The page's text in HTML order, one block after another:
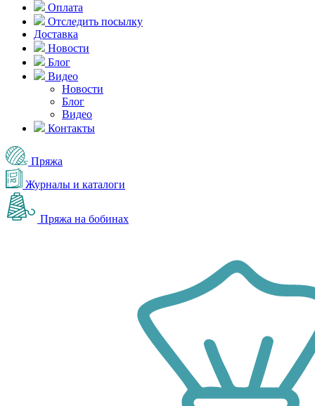
Оплата
Отследить посылку
Доставка
Новости
Блог
Видео
Новости
Блог
Видео
Контакты
Пряжа
Журналы и каталоги
Пряжа на бобинах